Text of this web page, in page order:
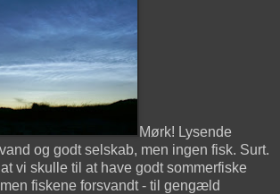
Mørk! Lysende
og godt selskab, men ingen fisk. Surt.
vi skulle til at have godt sommerfiske
fiskene forsvandt - til gengæld